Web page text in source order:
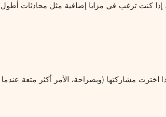
إذا كنت ترغب في مزايا إضافية مثل محادثات
اخترت مشاركتها (وبصراحة، الأمر أكثر متعة